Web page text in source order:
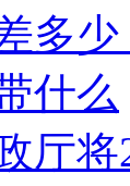
多少
什么
厅将